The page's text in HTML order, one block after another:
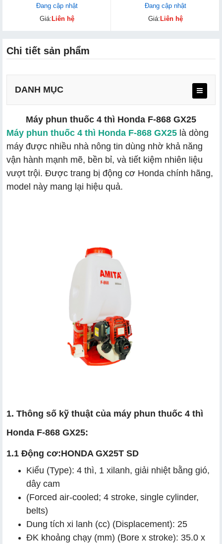
Đang cập nhật
Giá: Liên hệ
Đang cập nhật
Giá: Liên hệ
Chi tiết sản phẩm
DANH MỤC
1.1 Động cơ:HONDA GX25T SD
1.2 Hệ thống phun bơm:
2.4 Bộ bơm phun áp lực cao:
2.5 Thùng thuốc dung tích lớn:
Máy phun thuốc 4 thì Honda F-868 GX25
Máy phun thuốc 4 thì Honda F-868 GX25 là dòng
máy được nhiều nhà nông tin dùng nhờ khả năng
vận hành mạnh mẽ, bền bỉ, và tiết kiệm nhiên liệu
vượt trội. Được trang bị động cơ Honda chính hãng,
model này mang lại hiệu quả.
1. Thông số kỹ thuật của máy phun thuốc 4 thì
Honda F-868 GX25:
1.1 Động cơ:HONDA GX25T SD
Kiểu (Type): 4 thì, 1 xilanh, giải nhiệt bằng gió,
dây cam
(Forced air-cooled; 4 stroke, single cylinder,
belts)
Dung tích xi lanh (cc) (Displacement): 25
ĐK khoảng chạy (mm) (Bore x stroke): 35.0 x